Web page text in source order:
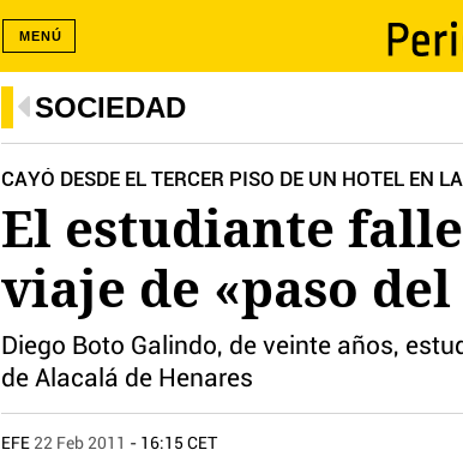
MENÚ
SOCIEDAD
CAYÓ DESDE EL TERCER PISO DE UN HOTEL EN
El estudiante
viaje de «paso
Diego Boto Galindo, de veinte años,
de Alacalá de Henares
EFE 22 Feb 2011 - 16:15 CET